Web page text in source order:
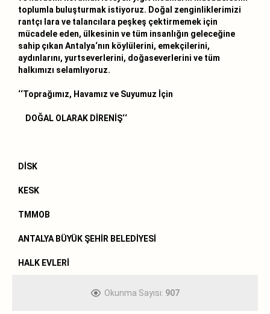
toplumla buluşturmak istiyoruz. Doğal zenginliklerimizi
rantçı lara ve talancılara peşkeş çektirmemek için
mücadele eden, ülkesinin ve tüm insanlığın geleceğine
sahip çıkan Antalya‘nın köylülerini, emekçilerini,
aydınlarını, yurtseverlerini, doğaseverlerini ve tüm
halkımızı selamlıyoruz.
‘‘Toprağımız, Havamız ve Suyumuz İçin
DOĞAL OLARAK DİRENİŞ‘‘
DİSK
KESK
TMMOB
ANTALYA BÜYÜK ŞEHİR BELEDİYESİ
HALK EVLERİ
Okunma Sayısı: 907